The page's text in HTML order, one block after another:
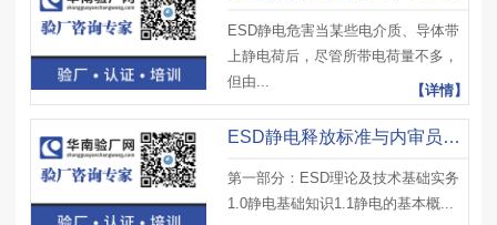
ESD静电危害当某些电介质、导体带
上静电荷后，尽管所带电荷量不多，
但由...
【详情】
ESD静电释放标准与内审员培训大纲
第一部分：ESD理论及技术基础实务
1.0静电基础知识1.1静电的基本概...